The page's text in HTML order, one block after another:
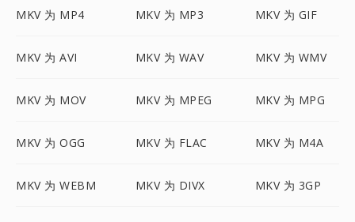
MKV 为 MP4 MKV 为 MP3 MKV 为 GIF
MKV 为 AVI MKV 为 WAV MKV 为 WMV
MKV 为 MOV MKV 为 MPEG MKV 为 MPG
MKV 为 OGG MKV 为 FLAC MKV 为 M4A
MKV 为 WEBM MKV 为 DIVX MKV 为 3GP